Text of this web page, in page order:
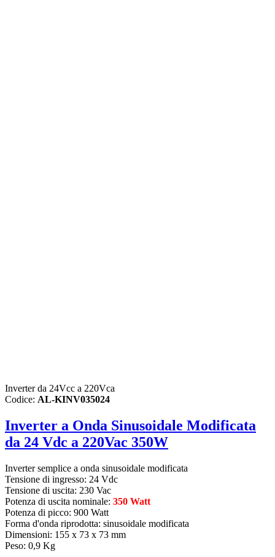
Inverter da 24Vcc a 220Vca
Codice: AL-KINV035024
Inverter a Onda Sinusoidale Modificata
da 24 Vdc a 220Vac 350W
Inverter semplice a onda sinusoidale modificata
Tensione di ingresso: 24 Vdc
Tensione di uscita: 230 Vac
Potenza di uscita nominale: 350 Watt
Potenza di picco: 900 Watt
Forma d'onda riprodotta: sinusoidale modificata
Dimensioni: 155 x 73 x 73 mm
Peso: 0,9 Kg